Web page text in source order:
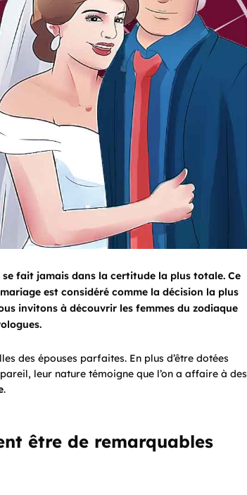
fait jamais dans la certitude la plus totale. Ce
est considéré comme la décision la plus
invitons à découvrir les femmes du zodiaque
des épouses parfaites. En plus d’être dotées
leur nature témoigne que l’on a affaire à des
.
être de remarquables